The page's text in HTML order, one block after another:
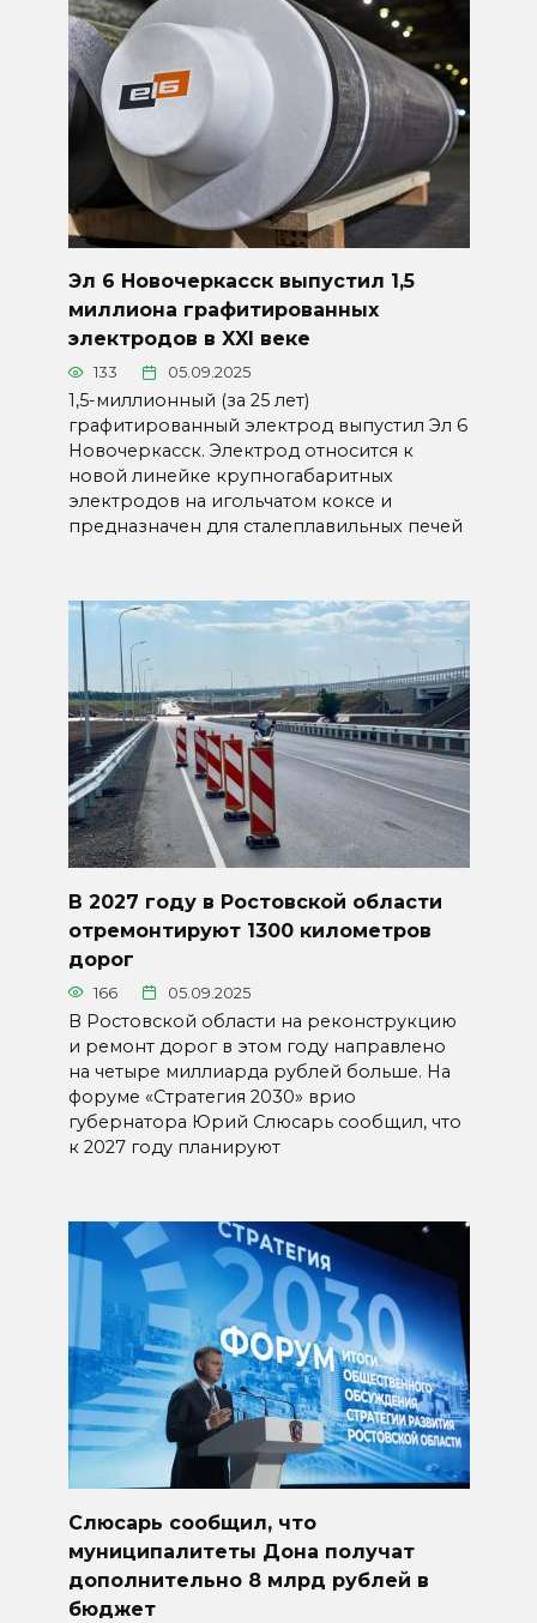
Эл 6 Новочеркасск выпустил 1,5
миллиона графитированных
электродов в XXI веке
133 05.09.2025
1,5-миллионный (за 25 лет)
графитированный электрод выпустил Эл 6
Новочеркасск. Электрод относится к
новой линейке крупногабаритных
электродов на игольчатом коксе и
предназначен для сталеплавильных печей
В 2027 году в Ростовской области
отремонтируют 1300 километров
дорог
166 05.09.2025
В Ростовской области на реконструкцию
и ремонт дорог в этом году направлено
на четыре миллиарда рублей больше. На
форуме «Стратегия 2030» врио
губернатора Юрий Слюсарь сообщил, что
к 2027 году планируют
Слюсарь сообщил, что
муниципалитеты Дона получат
дополнительно 8 млрд рублей в
бюджет